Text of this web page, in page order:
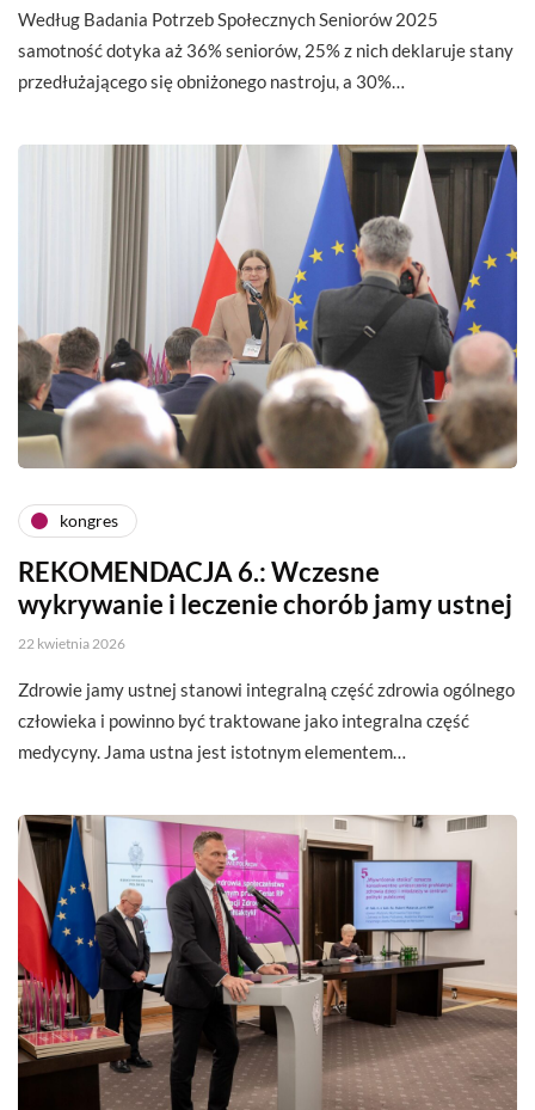
Według Badania Potrzeb Społecznych Seniorów 2025
samotność dotyka aż 36% seniorów, 25% z nich deklaruje stany
przedłużającego się obniżonego nastroju, a 30%…
kongres
REKOMENDACJA 6.: Wczesne
wykrywanie i leczenie chorób jamy ustnej
22 kwietnia 2026
Zdrowie jamy ustnej stanowi integralną część zdrowia ogólnego
człowieka i powinno być traktowane jako integralna część
medycyny. Jama ustna jest istotnym elementem…